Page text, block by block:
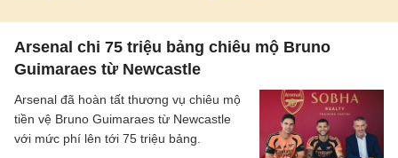
Arsenal chi 75 triệu bảng chiêu mộ Bruno
Guimaraes từ Newcastle
Arsenal đã hoàn tất thương vụ chiêu mộ
tiền vệ Bruno Guimaraes từ Newcastle
với mức phí lên tới 75 triệu bảng.